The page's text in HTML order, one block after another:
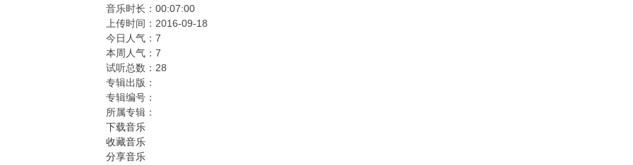
音乐时长： 00:07:00
上传时间： 2016-09-18
今日人气： 7
本周人气： 7
试听总数： 28
专辑出版：
专辑编号：
所属专辑：
下载音乐
收藏音乐
分享音乐